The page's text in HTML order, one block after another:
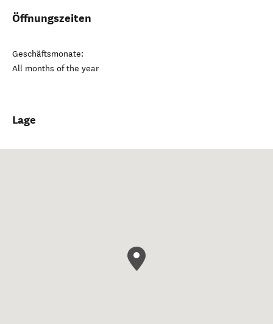
Öffnungszeiten
Geschäftsmonate:
All months of the year
Lage